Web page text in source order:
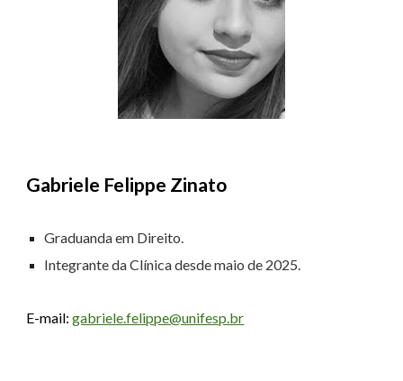
Gabriele Felippe Zinato
Graduandaem Direito.
Integrante da Clínica desdemaio de 2025.
E-mail: gabriele.felippe@unifesp.br